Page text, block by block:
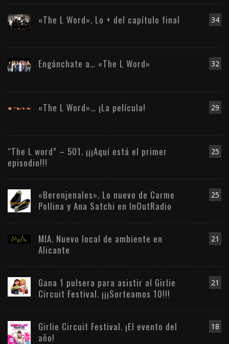
34
«The L Word». Lo + del capítulo final
32
Engánchate a… «The L Word»
29
«The L Word»… ¡La película!
25
“The L word” – 501. ¡¡¡Aquí está el primer
episodio!!!
25
«Berenjenales». Lo nuevo de Carme
Pollina y Ana Satchi en InOutRadio
21
MIA. Nuevo local de ambiente en
Alicante
21
Gana 1 pulsera para asistir al Girlie
Circuit Festival. ¡¡¡Sorteamos 10!!!
18
Girlie Circuit Festival. ¡El evento del
año!